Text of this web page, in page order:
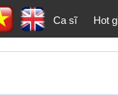
Ca sĩ Hot